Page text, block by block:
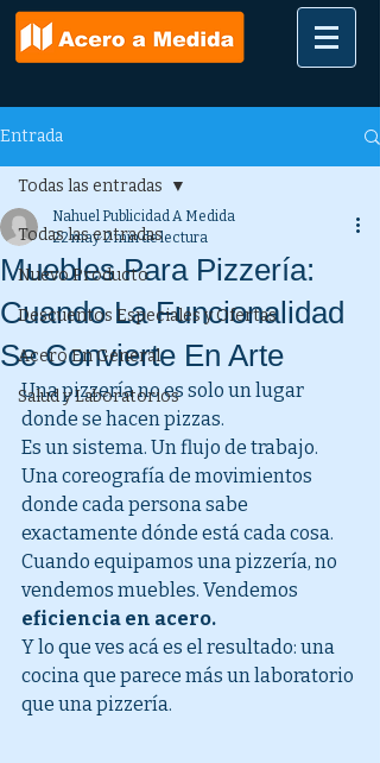
Entrada
Todas las entradas
Nuevo Producto
Descuentos Especiales y Ofertas
Acero En General
Salud y Laboratorios
Todas las entradas
Muebles Para Pizzería:
Cuando La Funcionalidad
Se Convierte En Arte
Nahuel Publicidad A Medida
22 may 2 min de lectura
Una pizzería no es solo un lugar
donde se hacen pizzas.
Es un sistema. Un flujo de trabajo.
Una coreografía de movimientos
donde cada persona sabe
exactamente dónde está cada cosa.
Cuando equipamos una pizzería, no
vendemos muebles. Vendemos
eficiencia en acero.
Y lo que ves acá es el resultado: una
cocina que parece más un laboratorio
que una pizzería.